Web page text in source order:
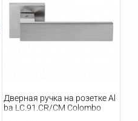
Дверная ручка на розетке Al
ba LC.91.CR/CM Colombo